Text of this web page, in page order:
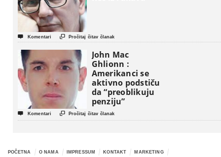
 Komentari  Pročitaj čitav članak
John Mac
Ghlionn :
Amerikanci se
aktivno podstiču
da “preoblikuju
penziju”
 Komentari  Pročitaj čitav članak
POČETNA O NAMA IMPRESSUM KONTAKT
MARKETING